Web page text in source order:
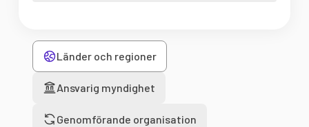
Länder och regioner
Ansvarig myndighet
Genomförande organisation